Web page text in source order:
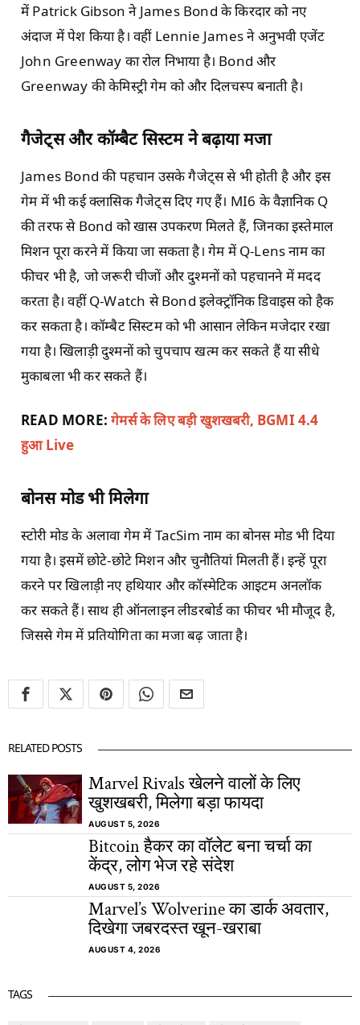
में Patrick Gibson ने James Bond के किरदार को नए
अंदाज में पेश किया है। वहीं Lennie James ने अनुभवी एजेंट
John Greenway का रोल निभाया है। Bond और
Greenway की केमिस्ट्री गेम को और दिलचस्प बनाती है।
गैजेट्स और कॉम्बैट सिस्टम ने बढ़ाया मजा
James Bond की पहचान उसके गैजेट्स से भी होती है और इस
गेम में भी कई क्लासिक गैजेट्स दिए गए हैं। MI6 के वैज्ञानिक Q
की तरफ से Bond को खास उपकरण मिलते हैं, जिनका इस्तेमाल
मिशन पूरा करने में किया जा सकता है। गेम में Q-Lens नाम का
फीचर भी है, जो जरूरी चीजों और दुश्मनों को पहचानने में मदद
करता है। वहीं Q-Watch से Bond इलेक्ट्रॉनिक डिवाइस को हैक
कर सकता है। कॉम्बैट सिस्टम को भी आसान लेकिन मजेदार रखा
गया है। खिलाड़ी दुश्मनों को चुपचाप खत्म कर सकते हैं या सीधे
मुकाबला भी कर सकते हैं।
READ MORE:गेमर्स के लिए बड़ी खुशखबरी, BGMI 4.4
हुआ Live
बोनस मोड भी मिलेगा
स्टोरी मोड के अलावा गेम में TacSim नाम का बोनस मोड भी दिया
गया है। इसमें छोटे-छोटे मिशन और चुनौतियां मिलती हैं। इन्हें पूरा
करने पर खिलाड़ी नए हथियार और कॉस्मेटिक आइटम अनलॉक
कर सकते हैं। साथ ही ऑनलाइन लीडरबोर्ड का फीचर भी मौजूद है,
जिससे गेम में प्रतियोगिता का मजा बढ़ जाता है।
RELATED POSTS
Marvel Rivals खेलने वालों के लिए
खुशखबरी, मिलेगा बड़ा फायदा
AUGUST 5, 2026
Bitcoin हैकर का वॉलेट बना चर्चा का
केंद्र, लोग भेज रहे संदेश
AUGUST 5, 2026
Marvel’s Wolverine का डार्क अवतार,
दिखेगा जबरदस्त खून-खराबा
AUGUST 4, 2026
TAGS